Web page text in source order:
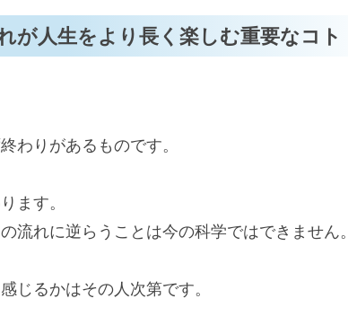
が人生をより長く楽しむ重要なコト
わりがあるものです。
ます。
流れに逆らうことは今の科学ではできません。
じるかはその人次第です。